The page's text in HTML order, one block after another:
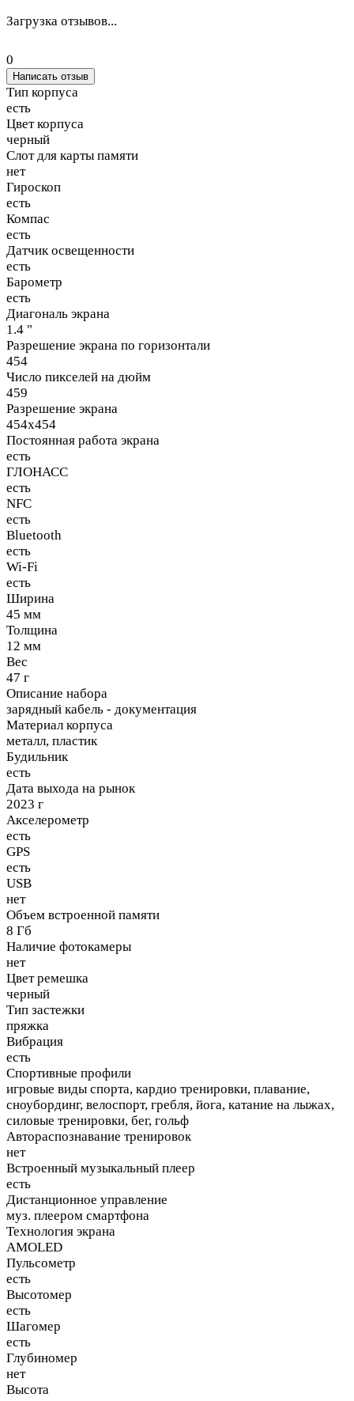
Загрузка отзывов...
0
Написать отзыв
Тип корпуса
есть
Цвет корпуса
черный
Слот для карты памяти
нет
Гироскоп
есть
Компас
есть
Датчик освещенности
есть
Барометр
есть
Диагональ экрана
1.4 "
Разрешение экрана по горизонтали
454
Число пикселей на дюйм
459
Разрешение экрана
454x454
Постоянная работа экрана
есть
ГЛОНАСС
есть
NFC
есть
Bluetooth
есть
Wi-Fi
есть
Ширина
45 мм
Толщина
12 мм
Вес
47 г
Описание набора
зарядный кабель - документация
Материал корпуса
металл, пластик
Будильник
есть
Дата выхода на рынок
2023 г
Акселерометр
есть
GPS
есть
USB
нет
Объем встроенной памяти
8 Гб
Наличие фотокамеры
нет
Цвет ремешка
черный
Тип застежки
пряжка
Вибрация
есть
Спортивные профили
игровые виды спорта, кардио тренировки, плавание,
сноубординг, велоспорт, гребля, йога, катание на лыжах,
силовые тренировки, бег, гольф
Автораспознавание тренировок
нет
Встроенный музыкальный плеер
есть
Дистанционное управление
муз. плеером смартфона
Технология экрана
AMOLED
Пульсометр
есть
Высотомер
есть
Шагомер
есть
Глубиномер
нет
Высота